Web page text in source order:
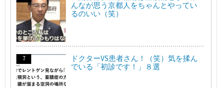
んなが思う京都人をちゃんとやってい
るのいい（笑）
ドクターVS患者さん！（笑）気を揉ん
でいる「初診です！」８選